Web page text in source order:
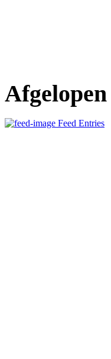
Feed Entries